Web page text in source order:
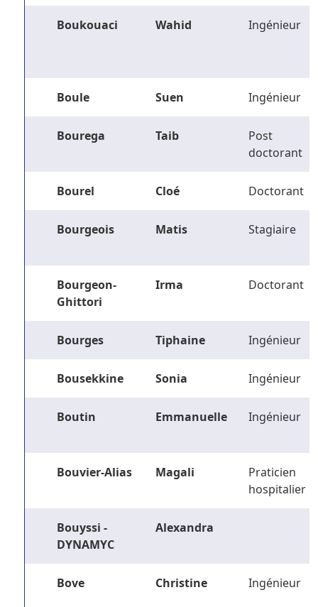
Boukouaci Wahid Ingénieur
Boule Suen Ingénieur
Bourega Taib
Post
doctorant
Bourel Cloé Doctorant
Bourgeois Matis Stagiaire
Bourgeon-
Ghittori
Irma Doctorant
Bourges Tiphaine Ingénieur
Bousekkine Sonia Ingénieur
Boutin Emmanuelle Ingénieur
Bouvier-Alias Magali
Praticien
hospitalier
Bouyssi -
DYNAMYC
Alexandra
Bove Christine Ingénieur